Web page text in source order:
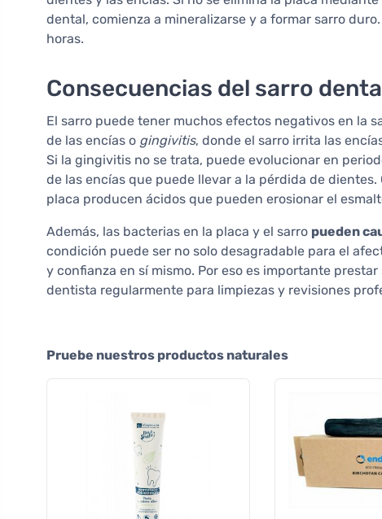
dental, comienza a mineralizarse y a formar sarro
horas.
Consecuencias del sarro
El sarro puede tener muchos efectos negativos en la
de las encías o gingivitis, donde el sarro irrita las
Si la gingivitis no se trata, puede evolucionar en
de las encías que puede llevar a la pérdida de
placa producen ácidos que pueden erosionar el
Además, las bacterias en la placa y el sarro pueden
condición puede ser no solo desagradable para el
y confianza en sí mismo. Por eso es importante
dentista regularmente para limpiezas y revisiones
Pruebe nuestros productos naturales